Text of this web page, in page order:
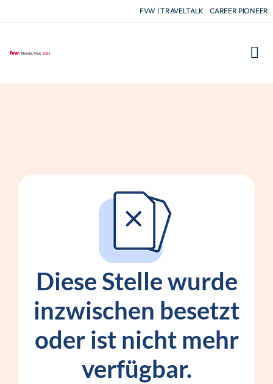
FVW | TRAVELTALK CAREER PIONEER
Diese Stelle wurde
inzwischen besetzt
oder ist nicht mehr
verfügbar.